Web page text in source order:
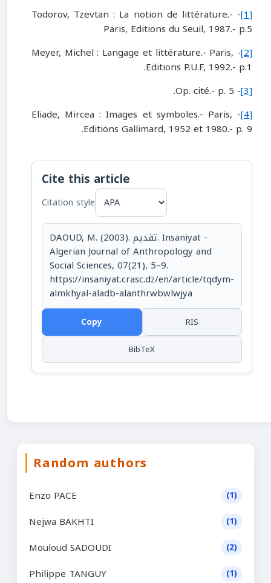
[1]
- Todorov, Tzevtan : La notion de littérature.-
Paris, Editions du Seuil, 1987.- p.5
[2]
- Meyer, Michel : Langage et littérature.- Paris,
Editions P.U.F, 1992.- p.1.
[3]
- Op. cité.- p. 5.
[4]
- Eliade, Mircea : Images et symboles.- Paris,
Editions Gallimard, 1952 et 1980.- p. 9.
Cite this article
Citation style
DAOUD, M. (2003). تقديم. Insaniyat -
Algerian Journal of Anthropology and
Social Sciences, 07(21), 5–9.
https://insaniyat.crasc.dz/en/article/tqdym-
almkhyal-aladb-alanthrwbwlwjya
Copy
RIS
BibTeX
Random authors
Enzo PACE (1)
Nejwa BAKHTI (1)
Mouloud SADOUDI (2)
Philippe TANGUY (1)